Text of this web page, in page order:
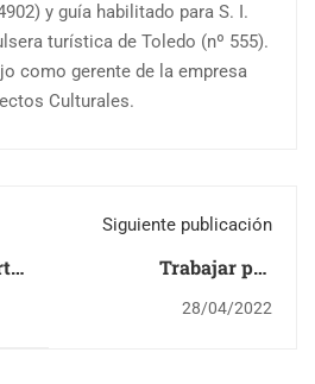
y guía habilitado para S. I.
turística de Toledo (nº 555).
como gerente de la empresa
Culturales.
Siguiente publicación
Trabajar por
proyectos en
28/04/2022